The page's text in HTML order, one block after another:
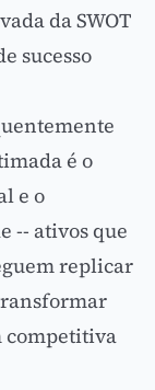
da SWOT
sucesso
é o
e o
-- ativos que
replicar
competitiva